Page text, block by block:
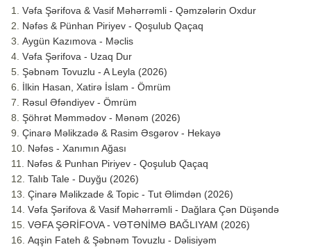
Vəfa Şərifova & Vasif Məhərrəmli - Qəmzələrin Oxdur
Nəfəs & Pünhan Piriyev - Qoşulub Qaçaq
Aygün Kazımova - Məclis
Vəfa Şərifova - Uzaq Dur
Şəbnəm Tovuzlu - A Leyla (2026)
İlkin Hasan, Xatirə İslam - Ömrüm
Rəsul Əfəndiyev - Ömrüm
Şöhrət Məmmədov - Mənəm (2026)
Çinarə Məlikzadə & Rasim Əsgərov - Hekayə
Nəfəs - Xanımın Ağası
Nəfəs & Punhan Piriyev - Qoşulub Qaçaq
Talıb Tale - Duyğu (2026)
Çinarə Məlikzade & Topic - Tut Əlimdən (2026)
Vəfa Şərifova & Vasif Məhərrəmli - Dağlara Çən Düşəndə
VƏFA ŞƏRİFOVA - VƏTƏNİMƏ BAĞLIYAM (2026)
Aqşin Fateh & Şəbnəm Tovuzlu - Dəlisiyəm